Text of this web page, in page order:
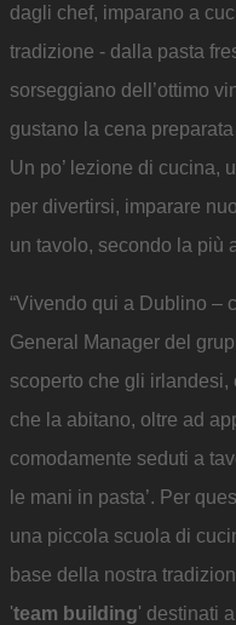
dagli chef, imparano a
tradizione - dalla pasta
sorseggiano dell’ottimo
gustano la cena
Un po’ lezione di cucina,
per divertirsi, imparare
un tavolo, secondo la più
“Vivendo qui a Dublino –
General Manager del
scoperto che gli
che la abitano, oltre ad
comodamente seduti a
le mani in pasta’. Per
una piccola scuola di
base della nostra
'team building' destinati